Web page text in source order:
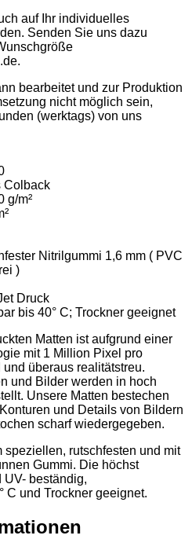
auf Ihr individuelles
Senden Sie uns dazu
.
bearbeitet und zur Produktion
nicht möglich sein,
(werktags) von uns
Colback
g/m²
Nitrilgummi 1,6 mm ( PVC
)
Druck
bis 40° C; Trockner geeignet
Matten ist aufgrund einer
mit 1 Million Pixel pro
überaus realitätstreu.
und Bilder werden in hoch
Unsere Matten bestechen
und Details von Bildern
scharf wiedergegeben.
speziellen, rutschfesten und mit
Gummi. Die höchst
UV- beständig,
C und Trockner geeignet.